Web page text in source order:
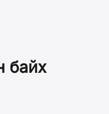
байх